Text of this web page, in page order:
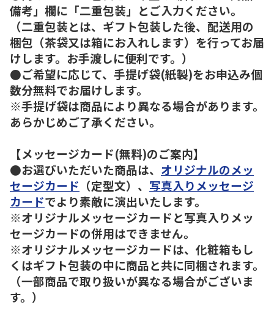
備考」欄に「二重包装」とご入力ください。
（二重包装とは、ギフト包装した後、配送用の
梱包（茶袋又は箱にお入れします）を行ってお届
けします。お手渡しに便利です。）
●ご希望に応じて、手提げ袋(紙製)をお申込み個
数分無料でお届けします。
※手提げ袋は商品により異なる場合があります。
あらかじめご了承ください。
【メッセージカード(無料)のご案内】
●お選びいただいた商品は、 オリジナルのメッ
セージカード （定型文）、 写真入りメッセージ
カードでより素敵に演出いたします。
※オリジナルメッセージカードと写真入りメッ
セージカードの併用はできません。
※オリジナルメッセージカードは、化粧箱もし
くはギフト包装の中に商品と共に同梱されます。
（一部商品で取り扱いが異なる場合がございま
す。）